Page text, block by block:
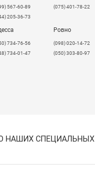
567-60-89
205-36-73
(075) 401-78-22
734-76-56
734-01-47
Ровно
(098) 020-14-72
(050) 303-80-97
НАШИХ СПЕЦИАЛЬНЫХ